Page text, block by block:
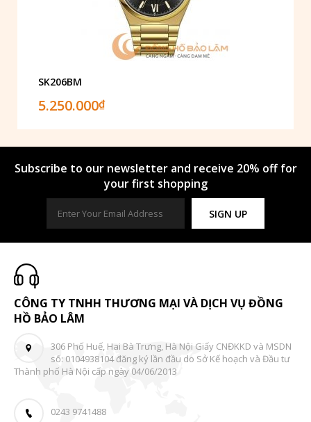
SK206BM
5.250.000₫
Subscribe to our newsletter and receive 20% off for
your first shopping
SIGN UP
CÔNG TY TNHH THƯƠNG MẠI VÀ DỊCH VỤ ĐỒNG
HỒ BẢO LÂM
306 Phố Huế, Hai Bà Trưng, Hà Nội Giấy CNĐKKD và MSDN
số: 0104938104 đăng ký lần đầu do Sở Kế hoạch và Đầu tư
Thành phố Hà Nội cấp ngày 04/06/2013
0243 9741488